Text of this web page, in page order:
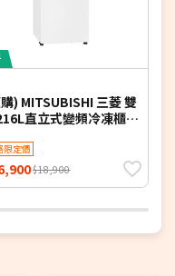
部件可水洗)
) MITSUBISHI 三菱 雙
直立式變頻冷凍櫃
收
限定價
$18,900